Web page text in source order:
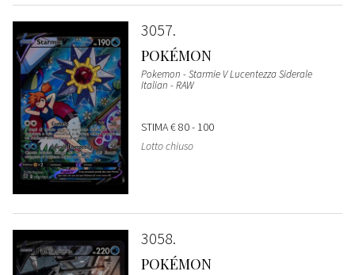
3057
POKÉMON
Pokemon - Starmie V Lucentezza Siderale
Italian - RAW
STIMA€ 80 - 100
Lotto chiuso
3058
POKÉMON